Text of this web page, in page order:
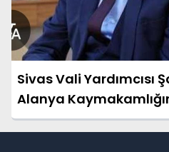
Sivas Vali Yardımcısı
Alanya